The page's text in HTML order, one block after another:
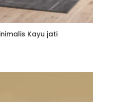
Kayu jati